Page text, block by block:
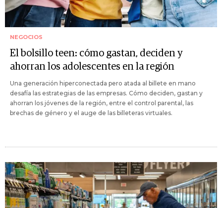
NEGOCIOS
El bolsillo teen: cómo gastan, deciden y
ahorran los adolescentes en la región
Una generación hiperconectada pero atada al billete en mano
desafía las estrategias de las empresas. Cómo deciden, gastan y
ahorran los jóvenes de la región, entre el control parental, las
brechas de género y el auge de las billeteras virtuales.